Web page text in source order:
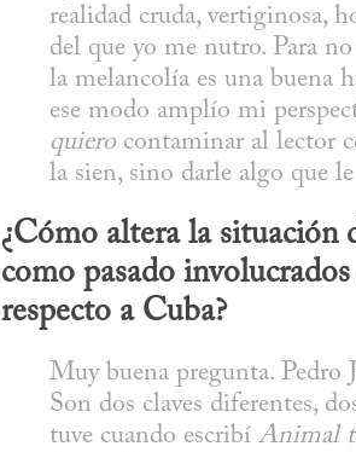
realidad cruda, vertiginosa,
del que yo me nutro. Para
la melancolía es una buena
ese modo amplío mi
quiero contaminar al lector
la sien, sino darle algo que
¿Cómo altera la situación
como pasado
respecto a Cuba?
Muy buena pregunta.
Son dos claves diferentes,
tuve cuando escribí Animal